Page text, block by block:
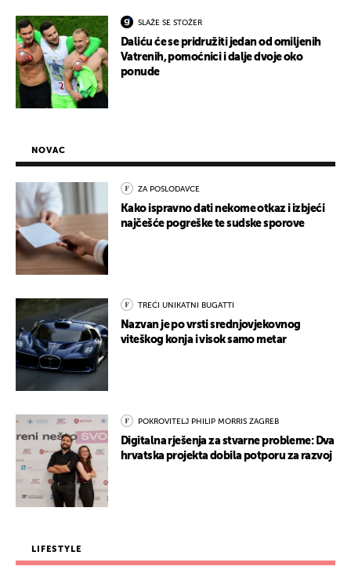
SLAŽE SE STOŽER
Daliću će se pridružiti jedan od omiljenih
Vatrenih, pomoćnici i dalje dvoje oko
ponude
NOVAC
ZA POSLODAVCE
Kako ispravno dati nekome otkaz i izbjeći
najčešće pogreške te sudske sporove
TREĆI UNIKATNI BUGATTI
Nazvan je po vrsti srednjovjekovnog
viteškog konja i visok samo metar
POKROVITELJ PHILIP MORRIS ZAGREB
Digitalna rješenja za stvarne probleme: Dva
hrvatska projekta dobila potporu za razvoj
LIFESTYLE